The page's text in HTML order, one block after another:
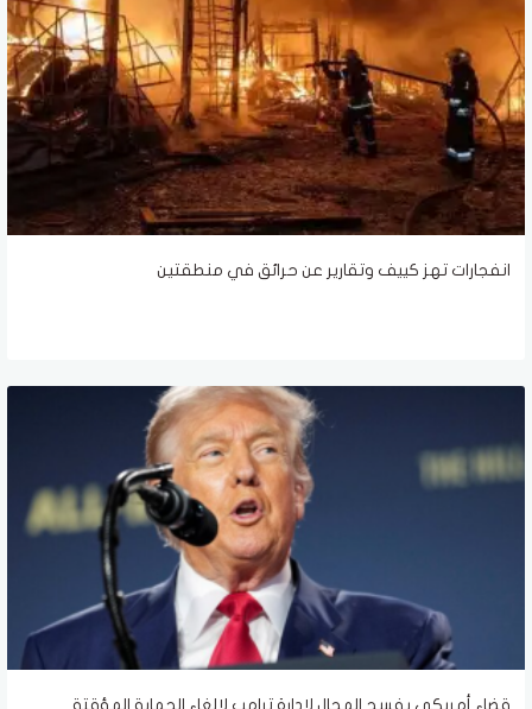
انفجارات تهز كييف وتقارير عن حرائق في منطقتين
قضاء أمريكي يفسح المجال لإدارة ترامب لإلغاء الحماية المؤقتة